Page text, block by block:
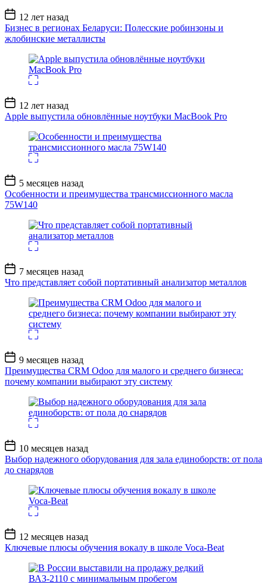
Дата
записи
12 лет назад
Бизнес в регионах Беларуси: Полесские робинзоны и
жлобинские металлисты
Дата
записи
12 лет назад
Apple выпустила обновлённые ноутбуки MacBook Pro
Дата
записи
5 месяцев назад
Особенности и преимущества трансмиссионного масла
75W140
Дата
записи
7 месяцев назад
Что представляет собой портативный анализатор металлов
Дата
записи
9 месяцев назад
Преимущества CRM Odoo для малого и среднего бизнеса:
почему компании выбирают эту систему
Дата
записи
10 месяцев назад
Выбор надежного оборудования для зала единоборств: от пола
до снарядов
Дата
записи
12 месяцев назад
Ключевые плюсы обучения вокалу в школе Voca-Beat